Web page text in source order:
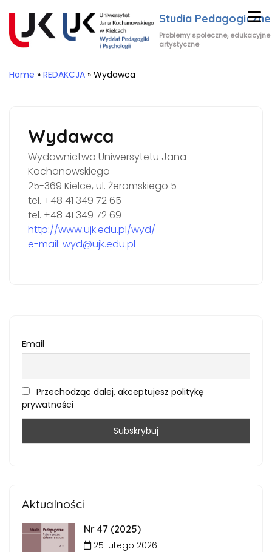
Studia Pedagogiczne
Problemy społeczne, edukacyjne
artystyczne
Home » REDAKCJA » Wydawca
Wydawca
Wydawnictwo Uniwersytetu Jana
Kochanowskiego
25-369 Kielce, ul. Żeromskiego 5
tel. +48 41 349 72 65
tel. +48 41 349 72 69
http://www.ujk.edu.pl/wyd/
e-mail: wyd@ujk.edu.pl
Email
Przechodząc dalej, akceptujesz politykę
prywatności
Aktualności
Nr 47 (2025)
25 lutego 2026